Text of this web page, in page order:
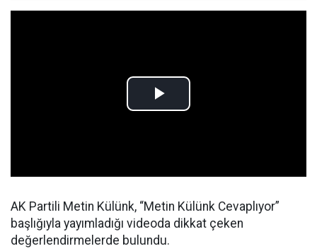
AK Partili Metin Külünk, “Metin Külünk Cevaplıyor”
başlığıyla yayımladığı videoda dikkat çeken
değerlendirmelerde bulundu.